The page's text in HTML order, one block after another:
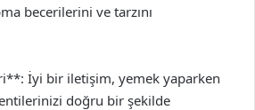
becerilerini ve tarzını
İyi bir iletişim, yemek yaparken
doğru bir şekilde